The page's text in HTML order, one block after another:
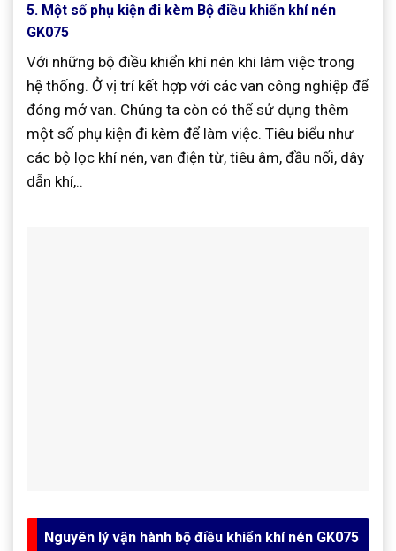
5. Một số phụ kiện đi kèm Bộ điều khiển khí nén
GK075
Với những bộ điều khiển khí nén khi làm việc trong
hệ thống. Ở vị trí kết hợp với các van công nghiệp để
đóng mở van. Chúng ta còn có thể sử dụng thêm
một số phụ kiện đi kèm để làm việc. Tiêu biểu như
các bộ lọc khí nén, van điện từ, tiêu âm, đầu nối, dây
dẫn khí,..
Nguyên lý vận hành bộ điều khiển khí nén GK075